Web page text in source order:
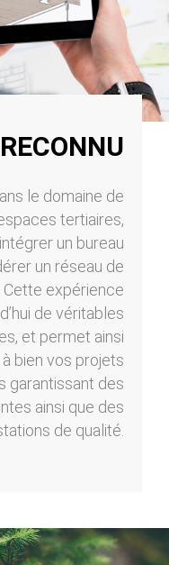
le domaine de
tertiaires,
un bureau
un réseau de
Cette expérience
de véritables
et permet ainsi
bien vos projets
garantissant des
ainsi que des
de qualité.